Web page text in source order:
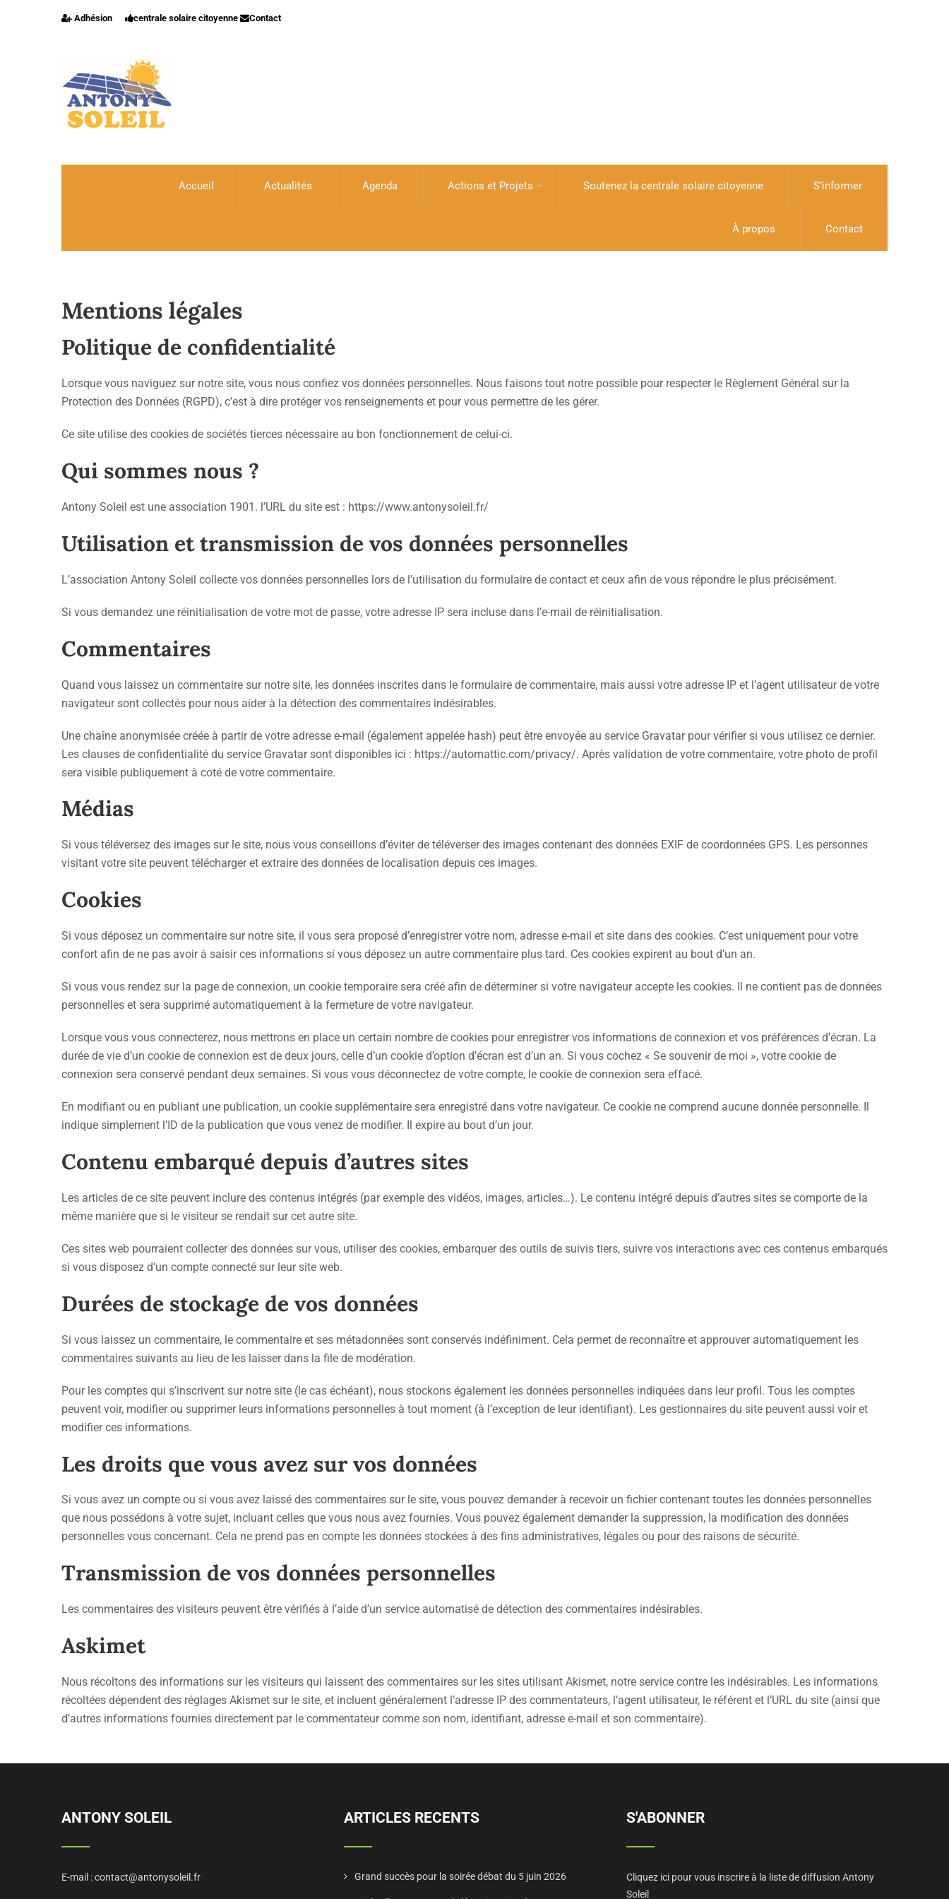
Adhésion centrale solaire citoyenne Contact
Accueil Actualités Agenda Actions et Projets Soutenez la centrale solaire citoyenne S’informer
À propos Contact
Mentions légales
Politique de confidentialité
Lorsque vous naviguez sur notre site, vous nous confiez vos données personnelles. Nous faisons tout notre possible pour respecter le Règlement Général sur la
Protection des Données (RGPD), c’est à dire protéger vos renseignements et pour vous permettre de les gérer.
Ce site utilise des cookies de sociétés tierces nécessaire au bon fonctionnement de celui-ci.
Qui sommes nous ?
Antony Soleil est une association 1901. l’URL du site est : https://www.antonysoleil.fr/
Utilisation et transmission de vos données personnelles
L’association Antony Soleil collecte vos données personnelles lors de l’utilisation du formulaire de contact et ceux afin de vous répondre le plus précisément.
Si vous demandez une réinitialisation de votre mot de passe, votre adresse IP sera incluse dans l’e-mail de réinitialisation.
Commentaires
Quand vous laissez un commentaire sur notre site, les données inscrites dans le formulaire de commentaire, mais aussi votre adresse IP et l’agent utilisateur de votre
navigateur sont collectés pour nous aider à la détection des commentaires indésirables.
Une chaîne anonymisée créée à partir de votre adresse e-mail (également appelée hash) peut être envoyée au service Gravatar pour vérifier si vous utilisez ce dernier.
Les clauses de confidentialité du service Gravatar sont disponibles ici : https://automattic.com/privacy/. Après validation de votre commentaire, votre photo de profil
sera visible publiquement à coté de votre commentaire.
Médias
Si vous téléversez des images sur le site, nous vous conseillons d’éviter de téléverser des images contenant des données EXIF de coordonnées GPS. Les personnes
visitant votre site peuvent télécharger et extraire des données de localisation depuis ces images.
Cookies
Si vous déposez un commentaire sur notre site, il vous sera proposé d’enregistrer votre nom, adresse e-mail et site dans des cookies. C’est uniquement pour votre
confort afin de ne pas avoir à saisir ces informations si vous déposez un autre commentaire plus tard. Ces cookies expirent au bout d’un an.
Si vous vous rendez sur la page de connexion, un cookie temporaire sera créé afin de déterminer si votre navigateur accepte les cookies. Il ne contient pas de données
personnelles et sera supprimé automatiquement à la fermeture de votre navigateur.
Lorsque vous vous connecterez, nous mettrons en place un certain nombre de cookies pour enregistrer vos informations de connexion et vos préférences d’écran. La
durée de vie d’un cookie de connexion est de deux jours, celle d’un cookie d’option d’écran est d’un an. Si vous cochez « Se souvenir de moi », votre cookie de
connexion sera conservé pendant deux semaines. Si vous vous déconnectez de votre compte, le cookie de connexion sera effacé.
En modifiant ou en publiant une publication, un cookie supplémentaire sera enregistré dans votre navigateur. Ce cookie ne comprend aucune donnée personnelle. Il
indique simplement l’ID de la publication que vous venez de modifier. Il expire au bout d’un jour.
Contenu embarqué depuis d’autres sites
Les articles de ce site peuvent inclure des contenus intégrés (par exemple des vidéos, images, articles…). Le contenu intégré depuis d’autres sites se comporte de la
même manière que si le visiteur se rendait sur cet autre site.
Ces sites web pourraient collecter des données sur vous, utiliser des cookies, embarquer des outils de suivis tiers, suivre vos interactions avec ces contenus embarqués
si vous disposez d’un compte connecté sur leur site web.
Durées de stockage de vos données
Si vous laissez un commentaire, le commentaire et ses métadonnées sont conservés indéfiniment. Cela permet de reconnaître et approuver automatiquement les
commentaires suivants au lieu de les laisser dans la file de modération.
Pour les comptes qui s’inscrivent sur notre site (le cas échéant), nous stockons également les données personnelles indiquées dans leur profil. Tous les comptes
peuvent voir, modifier ou supprimer leurs informations personnelles à tout moment (à l’exception de leur identifiant). Les gestionnaires du site peuvent aussi voir et
modifier ces informations.
Les droits que vous avez sur vos données
Si vous avez un compte ou si vous avez laissé des commentaires sur le site, vous pouvez demander à recevoir un fichier contenant toutes les données personnelles
que nous possédons à votre sujet, incluant celles que vous nous avez fournies. Vous pouvez également demander la suppression, la modification des données
personnelles vous concernant. Cela ne prend pas en compte les données stockées à des fins administratives, légales ou pour des raisons de sécurité.
Transmission de vos données personnelles
Les commentaires des visiteurs peuvent être vérifiés à l’aide d’un service automatisé de détection des commentaires indésirables.
Askimet
Nous récoltons des informations sur les visiteurs qui laissent des commentaires sur les sites utilisant Akismet, notre service contre les indésirables. Les informations
récoltées dépendent des réglages Akismet sur le site, et incluent généralement l’adresse IP des commentateurs, l’agent utilisateur, le référent et l’URL du site (ainsi que
d’autres informations fournies directement par le commentateur comme son nom, identifiant, adresse e-mail et son commentaire).
ANTONY SOLEIL
E-mail :contact@antonysoleil.fr
ARTICLES RECENTS
Grand succès pour la soirée débat du 5 juin 2026
S'ABONNER
Cliquez ici pour vous inscrire à la liste de diffusion Antony
Soleil